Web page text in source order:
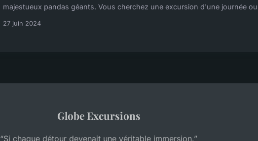
majestueux pandas géants. Vous cherchez une excursion d'une journée
27 juin 2024
Globe Excursions
“Si chaque détour devenait une véritable immersion.”